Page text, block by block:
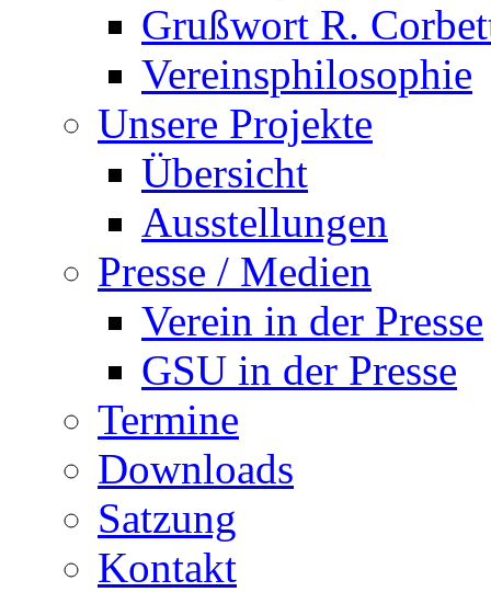
Grußwort R.
Vereinsphilosophie
Unsere Projekte
Übersicht
Ausstellungen
Presse / Medien
Verein in der Presse
GSU in der Presse
Termine
Downloads
Satzung
Kontakt